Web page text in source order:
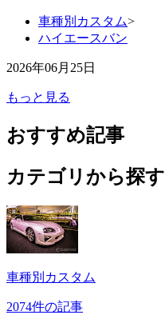
車種別カスタム>
ハイエースバン
2026年06月25日
もっと見る
おすすめ記事
カテゴリから探す
車種別カスタム
2074件の記事